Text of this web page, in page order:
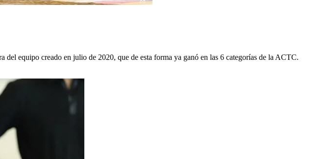
equipo creado en julio de 2020, que de esta forma ya ganó en las 6 categorías de la ACTC.